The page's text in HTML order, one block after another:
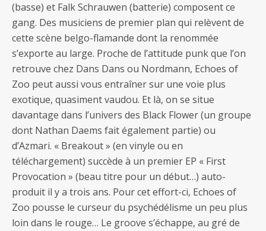
(basse) et Falk Schrauwen (batterie) composent ce
gang. Des musiciens de premier plan qui relèvent de
cette scène belgo-flamande dont la renommée
s’exporte au large. Proche de l’attitude punk que l’on
retrouve chez Dans Dans ou Nordmann, Echoes of
Zoo peut aussi vous entraîner sur une voie plus
exotique, quasiment vaudou. Et là, on se situe
davantage dans l’univers des Black Flower (un groupe
dont Nathan Daems fait également partie) ou
d’Azmari. « Breakout » (en vinyle ou en
téléchargement) succède à un premier EP « First
Provocation » (beau titre pour un début…) auto-
produit il y a trois ans. Pour cet effort-ci, Echoes of
Zoo pousse le curseur du psychédélisme un peu plus
loin dans le rouge… Le groove s’échappe, au gré de